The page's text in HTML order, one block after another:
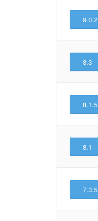
9.0.2
8.3
8.1.5
8.1
7.3.5